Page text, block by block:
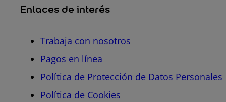
Enlaces de interés
Trabaja con nosotros
Pagos en línea
Política de Protección de Datos Personales
Política de Cookies